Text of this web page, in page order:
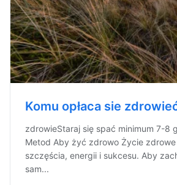
Komu opłaca sie
zdrowieStaraj się spać minimum 7-8
Metod Aby żyć zdrowo Życie
szczęścia, energii i sukcesu. Aby
sam...